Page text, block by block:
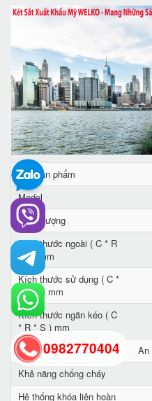
Tên sản phẩm
Model
Trọng lượng
Kích thước ngoài ( C * R
* S ) mm
Kích thước sử dụng ( C *
R * S ) mm
Kích thước ngăn kéo ( C
* R * S ) mm
Tính năng
An
Khả năng chống cháy
Hệ thống khóa liên hoàn
0982770404